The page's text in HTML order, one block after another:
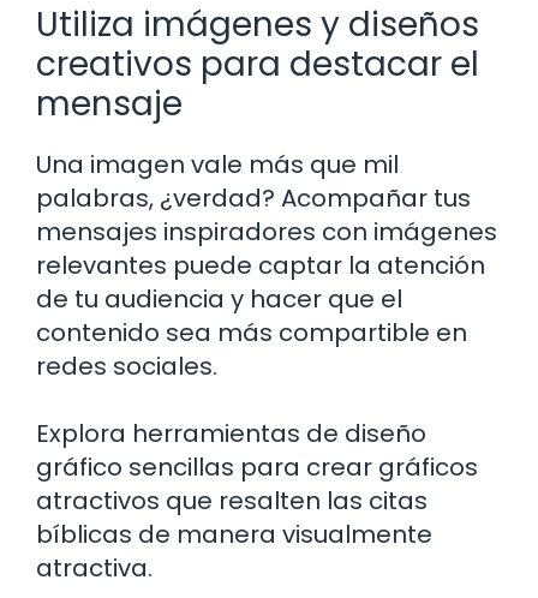
Utiliza imágenes y diseños
creativos para destacar el
mensaje
Una imagen vale más que mil
palabras, ¿verdad? Acompañar tus
mensajes inspiradores con imágenes
relevantes puede captar la atención
de tu audiencia y hacer que el
contenido sea más compartible en
redes sociales.
Explora herramientas de diseño
gráfico sencillas para crear gráficos
atractivos que resalten las citas
bíblicas de manera visualmente
atractiva.